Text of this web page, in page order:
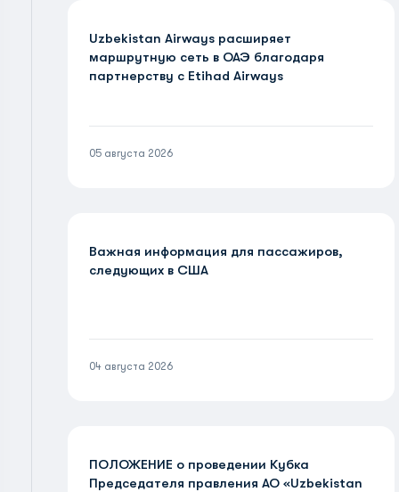
Uzbekistan Airways расширяет
маршрутную сеть в ОАЭ благодаря
партнерству с Etihad Airways
05 августа 2026
Важная информация для пассажиров,
следующих в США
04 августа 2026
ПОЛОЖЕНИЕ о проведении Кубка
Председателя правления АО «Uzbekistan